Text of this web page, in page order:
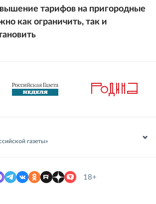
тарифов на пригородные
как ограничить, так и
газеты»
18+